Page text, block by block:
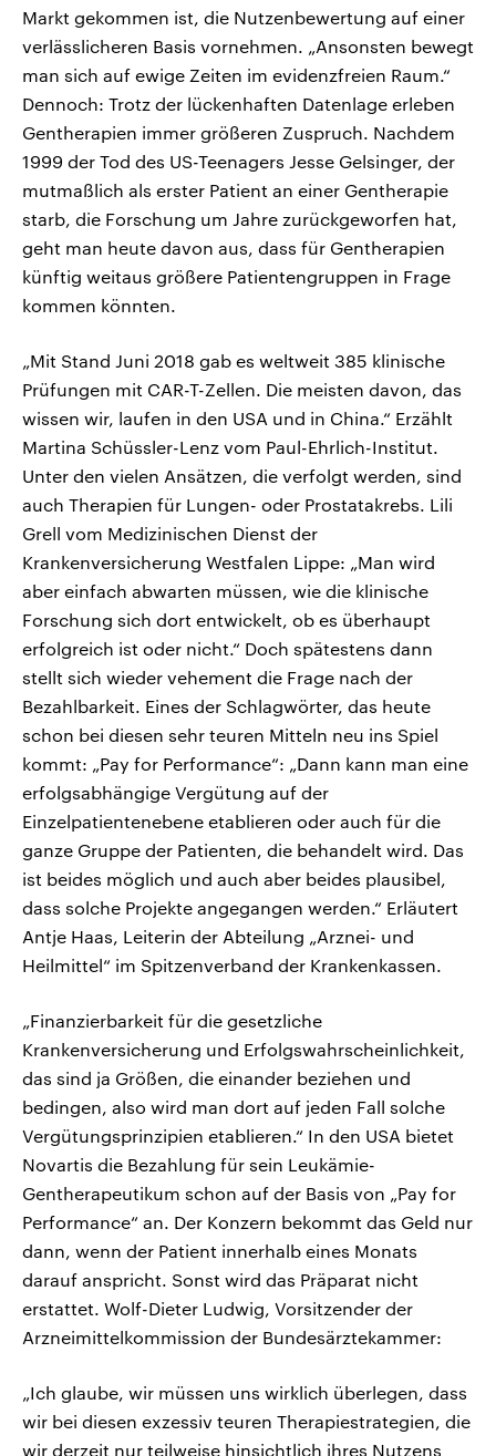
Markt gekommen ist, die Nutzenbewertung auf einer
verlässlicheren Basis vornehmen. „Ansonsten bewegt
man sich auf ewige Zeiten im evidenzfreien Raum.“
Dennoch: Trotz der lückenhaften Datenlage erleben
Gentherapien immer größeren Zuspruch. Nachdem
1999 der Tod des US-Teenagers Jesse Gelsinger, der
mutmaßlich als erster Patient an einer Gentherapie
starb, die Forschung um Jahre zurückgeworfen hat,
geht man heute davon aus, dass für Gentherapien
künftig weitaus größere Patientengruppen in Frage
kommen könnten.
„Mit Stand Juni 2018 gab es weltweit 385 klinische
Prüfungen mit CAR-T-Zellen. Die meisten davon, das
wissen wir, laufen in den USA und in China.“ Erzählt
Martina Schüssler-Lenz vom Paul-Ehrlich-Institut.
Unter den vielen Ansätzen, die verfolgt werden, sind
auch Therapien für Lungen- oder Prostatakrebs. Lili
Grell vom Medizinischen Dienst der
Krankenversicherung Westfalen Lippe: „Man wird
aber einfach abwarten müssen, wie die klinische
Forschung sich dort entwickelt, ob es überhaupt
erfolgreich ist oder nicht.“ Doch spätestens dann
stellt sich wieder vehement die Frage nach der
Bezahlbarkeit. Eines der Schlagwörter, das heute
schon bei diesen sehr teuren Mitteln neu ins Spiel
kommt: „Pay for Performance“: „Dann kann man eine
erfolgsabhängige Vergütung auf der
Einzelpatientenebene etablieren oder auch für die
ganze Gruppe der Patienten, die behandelt wird. Das
ist beides möglich und auch aber beides plausibel,
dass solche Projekte angegangen werden.“ Erläutert
Antje Haas, Leiterin der Abteilung „Arznei- und
Heilmittel“ im Spitzenverband der Krankenkassen.
„Finanzierbarkeit für die gesetzliche
Krankenversicherung und Erfolgswahrscheinlichkeit,
das sind ja Größen, die einander beziehen und
bedingen, also wird man dort auf jeden Fall solche
Vergütungsprinzipien etablieren.“ In den USA bietet
Novartis die Bezahlung für sein Leukämie-
Gentherapeutikum schon auf der Basis von „Pay for
Performance“ an. Der Konzern bekommt das Geld nur
dann, wenn der Patient innerhalb eines Monats
darauf anspricht. Sonst wird das Präparat nicht
erstattet. Wolf-Dieter Ludwig, Vorsitzender der
Arzneimittelkommission der Bundesärztekammer:
„Ich glaube, wir müssen uns wirklich überlegen, dass
wir bei diesen exzessiv teuren Therapiestrategien, die
wir derzeit nur teilweise hinsichtlich ihres Nutzens